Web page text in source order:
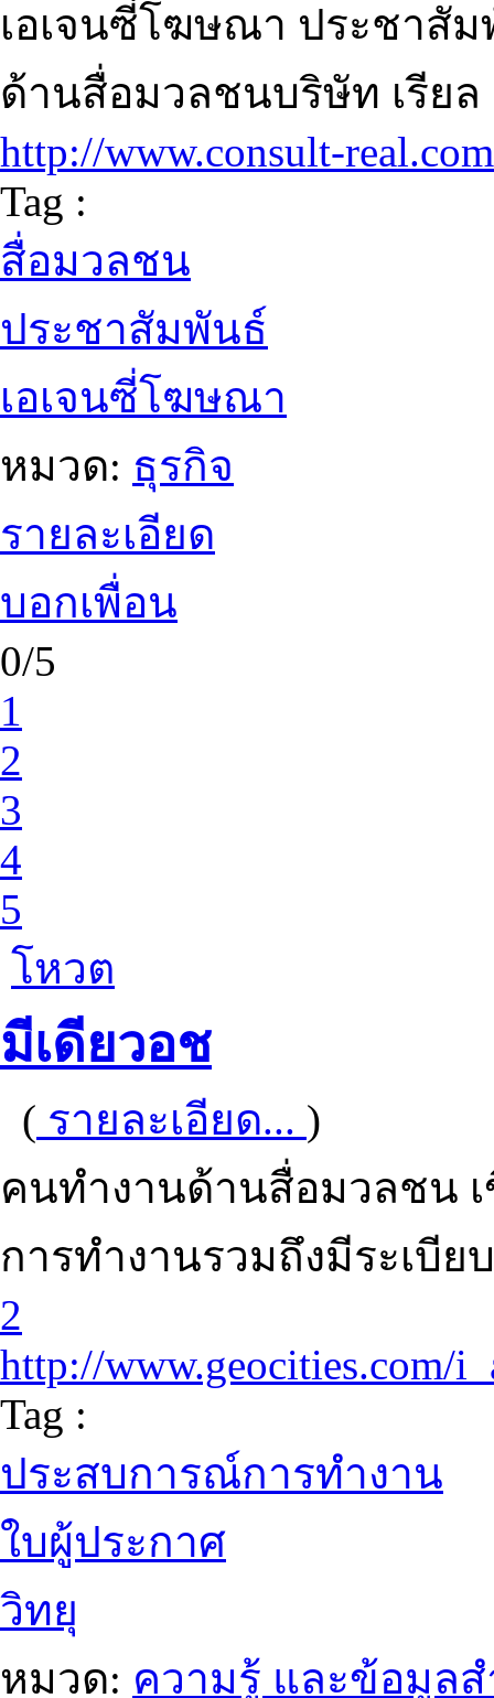
เอเจนซี่โฆษณา ประชาสั
ด้านสื่อมวลชนบริษัท เรีย
http://www.consult-
Tag :
สื่อมวลชน
ประชาสัมพันธ์
เอเจนซี่โฆษณา
หมวด: ธุรกิจ
รายละเอียด
บอกเพื่อน
0/5
1
2
3
4
5
โหวต
มีเดียวอช
( รายละเอียด... )
คนทำงานด้านสื่อมวลชน
การทำงานรวมถึงมีระเบี
2
http://www.geocities.com/
Tag :
ประสบการณ์การทำงาน
ใบผู้ประกาศ
วิทยุ
หมวด: ความรู้ และข้อมูล